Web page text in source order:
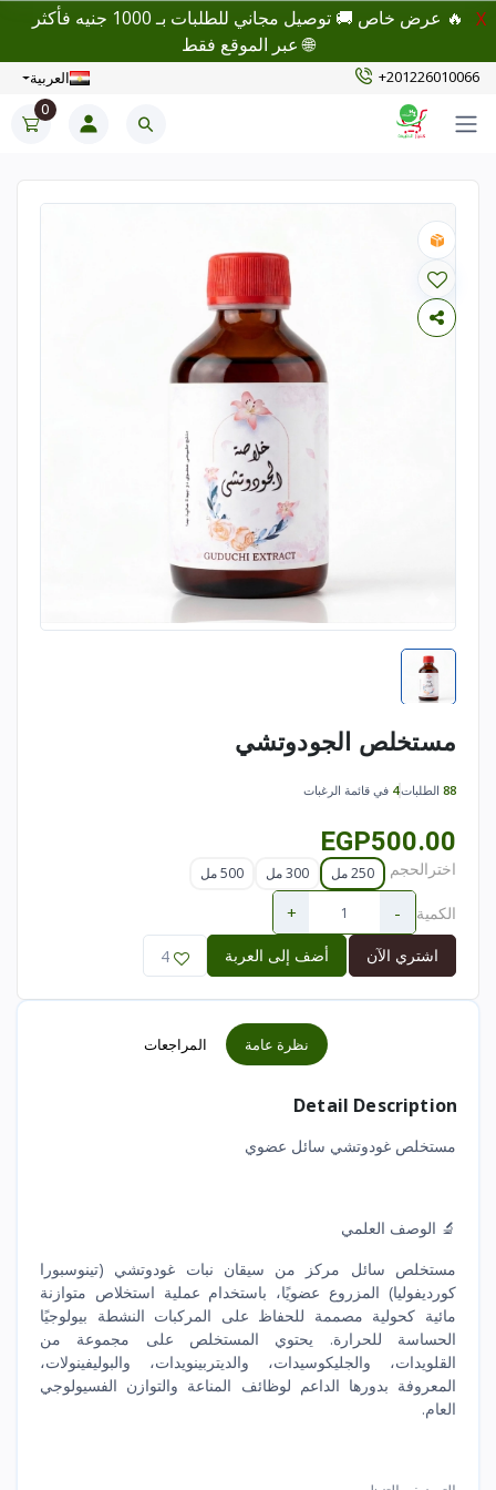
🔥 عرض خاص 🚚 توصيل مجاني للطلبات بـ 1000 جنيه فأكثر
🌐 عبر الموقع فقط
X
+201226010066 العربية
0
مستخلص الجودوتشي
88 الطلبات4 في قائمة الرغبات
EGP500.00
اخترالحجم 250 مل 300 مل 500 مل
الكمية -
+
اشتري الآن أضف إلى العربة 4
نظرة عامة المراجعات
Detail Description
مستخلص غودوتشي سائل عضوي
🔬 الوصف العلمي
مستخلص سائل مركز من سيقان نبات غودوتشي (تينوسبورا
كورديفوليا) المزروع عضويًا، باستخدام عملية استخلاص متوازنة
مائية كحولية مصممة للحفاظ على المركبات النشطة بيولوجيًا
الحساسة للحرارة. يحتوي المستخلص على مجموعة من
القلويدات، والجليكوسيدات، والديتربينويدات، والبوليفينولات،
المعروفة بدورها الداعم لوظائف المناعة والتوازن الفسيولوجي
العام.